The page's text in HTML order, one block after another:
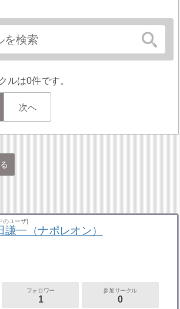
ルは0件です。
次へ
のユーザ]
謙一（ナポレオン）
フォロワー
1
参加サークル
0